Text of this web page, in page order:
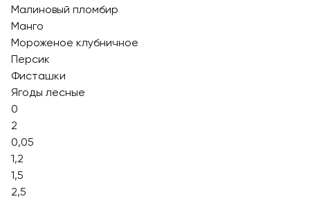
Малиновый пломбир
Манго
Мороженое клубничное
Персик
Фисташки
Ягоды лесные
0
2
0,05
1,2
1,5
2,5